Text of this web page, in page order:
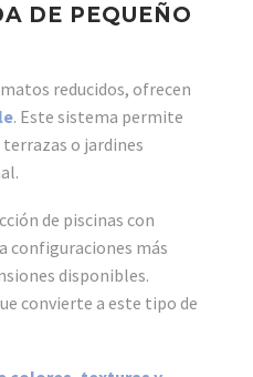
DE PEQUEÑO
reducidos, ofrecen
. Este sistema permite
o jardines
de piscinas con
configuraciones más
disponibles.
convierte a este tipo de